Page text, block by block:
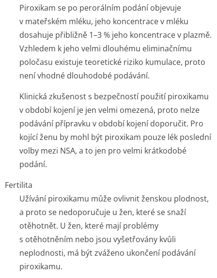
Piroxikam se po perorálním podání objevuje
v mateřském mléku, jeho koncentrace v mléku
dosahuje přibližně 1–3 % jeho koncentrace v plazmě.
Vzhledem k jeho velmi dlouhému eliminačnímu
poločasu existuje teoretické riziko kumulace, proto
není vhodné dlouhodobé podávání.
Klinická zkušenost s bezpečností použití piroxikamu
v období kojení je jen velmi omezená, proto nelze
podávání přípravku v období kojení doporučit. Pro
kojící ženu by mohl být piroxikam pouze lék poslední
volby mezi NSA, a to jen pro velmi krátkodobé
podání.
Fertilita
Užívání piroxikamu může ovlivnit ženskou plodnost,
a proto se nedoporučuje u žen, které se snaží
otěhotnět. U žen, které mají problémy
s otěhotněním nebo jsou vyšetřovány kvůli
neplodnosti, má být zváženo ukončení podávání
piroxikamu.